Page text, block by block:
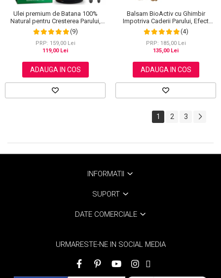
Ulei premium de Batana 100%
Natural pentru Cresterea Parului,
Tratarea scalpului, Ingrijirea Tenului,
Genelor si Sprancenelor, Aliver 60
ml
(9)
PRP: 159,00 Lei
119,00 Lei
ADAUGA IN COS
Balsam BioActiv cu Ghimbir
Impotriva Caderii Parului, Efect
Regenerator si Densificator,
Revitalizeaza in Profunzime,
Premium, NOVA KISS®, 300 ml
(4)
PRP: 185,00 Lei
135,00 Lei
ADAUGA IN COS
1 2 3
INFORMATII
SUPORT
DATE COMERCIALE
URMARESTE-NE IN SOCIAL MEDIA